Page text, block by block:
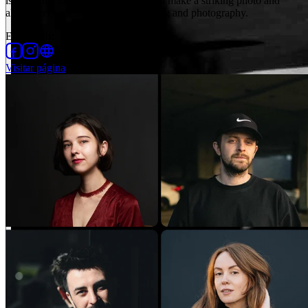
allow everyone to enjoy photo editing and photography.
En la Web
Visitar página